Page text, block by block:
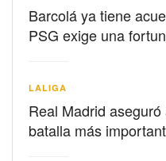
Barcolá ya tiene
PSG exige una
LALIGA
Real Madrid
batalla más